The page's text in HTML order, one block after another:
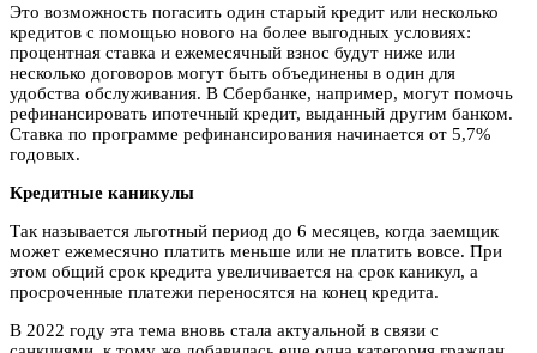
Это возможность погасить один старый кредит или несколько
кредитов с помощью нового на более выгодных условиях:
процентная ставка и ежемесячный взнос будут ниже или
несколько договоров могут быть объединены в один для
удобства обслуживания. В Сбербанке, например, могут помочь
рефинансировать ипотечный кредит, выданный другим банком.
Ставка по программе рефинансирования начинается от 5,7%
годовых.
Кредитные каникулы
Так называется льготный период до 6 месяцев, когда заемщик
может ежемесячно платить меньше или не платить вовсе. При
этом общий срок кредита увеличивается на срок каникул, а
просроченные платежи переносятся на конец кредита.
В 2022 году эта тема вновь стала актуальной в связи с